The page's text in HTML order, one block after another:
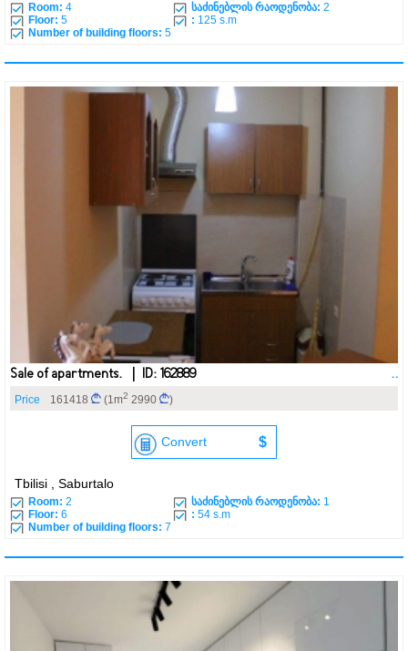
Room: 4 საძინებლის რაოდენობა: 2
Floor: 5 : 125 s.m
Number of building floors: 5
Sale of apartments. | ID: 162889 ..
Price 161418 (1m2 2990 )
Convert $
Tbilisi , Saburtalo
Room: 2 საძინებლის რაოდენობა: 1
Floor: 6 : 54 s.m
Number of building floors: 7